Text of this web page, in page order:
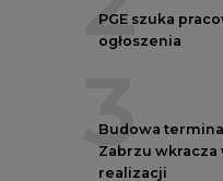
PGE szuka
ogłoszenia
3
Budowa
Zabrzu wkracza
realizacji